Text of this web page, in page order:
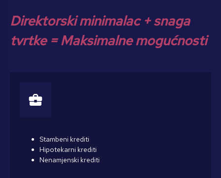
Direktorski minimalac + snaga
tvrtke = Maksimalne mogućnosti
business_center
Stambeni krediti
Hipotekarni krediti
Nenamjenski krediti